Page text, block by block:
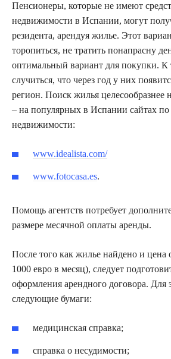
Пенсионеры, которые не имеют
недвижимости в Испании, могут
резидента, арендуя жилье. Этот
торопиться, не тратить понапрасну
оптимальный вариант для покупки.
случиться, что через год у них
регион. Поиск жилья целесообразнее
– на популярных в Испании сайтах по
недвижимости:
www.idealista.com/
www.fotocasa.es.
Помощь агентств потребует
размере месячной оплаты аренды.
После того как жилье найдено и цена
1000 евро в месяц), следует
оформления арендного договора. Для
следующие бумаги:
медицинская справка;
справка о несудимости;